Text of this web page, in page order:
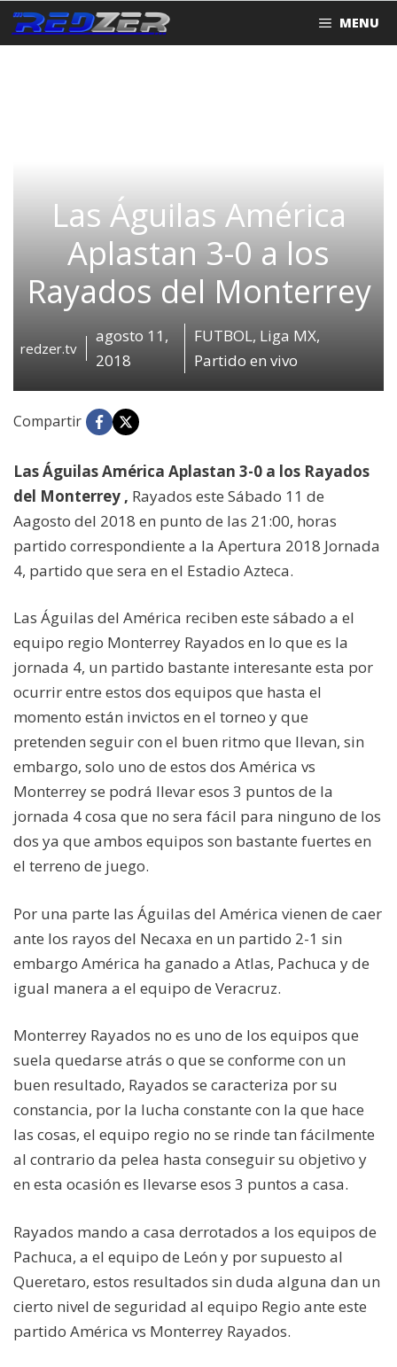
Saltar
al
MENU
Las Águilas América
Aplastan 3-0 a los
Rayados del Monterrey
redzer.tv
agosto 11,
2018
FUTBOL, Liga MX,
Partido en vivo
Compartir
Las Águilas América Aplastan 3-0 a los Rayados
del Monterrey , Rayados este Sábado 11 de
Aagosto del 2018 en punto de las 21:00, horas
partido correspondiente a la Apertura 2018 Jornada
4, partido que sera en el Estadio Azteca.
Las Águilas del América reciben este sábado a el
equipo regio Monterrey Rayados en lo que es la
jornada 4, un partido bastante interesante esta por
ocurrir entre estos dos equipos que hasta el
momento están invictos en el torneo y que
pretenden seguir con el buen ritmo que llevan, sin
embargo, solo uno de estos dos América vs
Monterrey se podrá llevar esos 3 puntos de la
jornada 4 cosa que no sera fácil para ninguno de los
dos ya que ambos equipos son bastante fuertes en
el terreno de juego.
Por una parte las Águilas del América vienen de caer
ante los rayos del Necaxa en un partido 2-1 sin
embargo América ha ganado a Atlas, Pachuca y de
igual manera a el equipo de Veracruz.
Monterrey Rayados no es uno de los equipos que
suela quedarse atrás o que se conforme con un
buen resultado, Rayados se caracteriza por su
constancia, por la lucha constante con la que hace
las cosas, el equipo regio no se rinde tan fácilmente
al contrario da pelea hasta conseguir su objetivo y
en esta ocasión es llevarse esos 3 puntos a casa.
Rayados mando a casa derrotados a los equipos de
Pachuca, a el equipo de León y por supuesto al
Queretaro, estos resultados sin duda alguna dan un
cierto nivel de seguridad al equipo Regio ante este
partido América vs Monterrey Rayados.